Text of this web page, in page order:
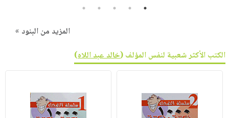
1
2
3
4
5
المزيد من البنود »
الكتب الأكثر شعبية لنفس المؤلف (خالد عبد اللاه)